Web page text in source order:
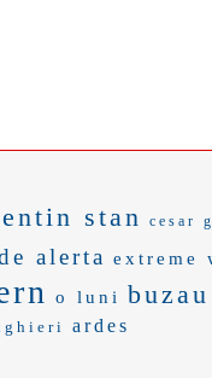
stan cesar
alerta extreme
o luni
ardes